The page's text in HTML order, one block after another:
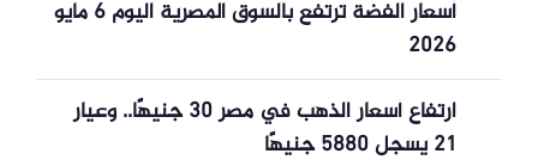
أسعار الفضة ترتفع بالسوق المصرية اليوم 6 مايو
2026
ارتفاع أسعار الذهب في مصر 30 جنيهًا.. وعيار
21 يسجل 5880 جنيهًا